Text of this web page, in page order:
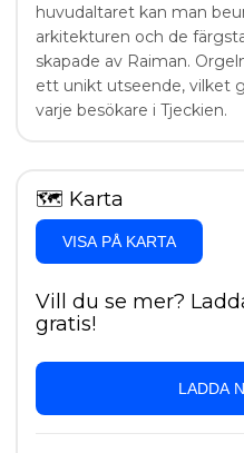
huvudaltaret kan man
arkitekturen och de
skapade av Raiman.
ett unikt utseende, vilket
varje besökare i Tjeckien.
🗺 Karta
VISA PÅ KARTA
Vill du se mer?
gratis!
LADDA